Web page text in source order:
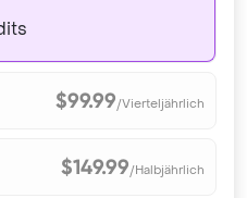
$99.99/Vierteljährlich
$149.99/Halbjährlich